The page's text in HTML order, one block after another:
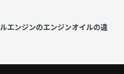
エンジンのエンジンオイルの違